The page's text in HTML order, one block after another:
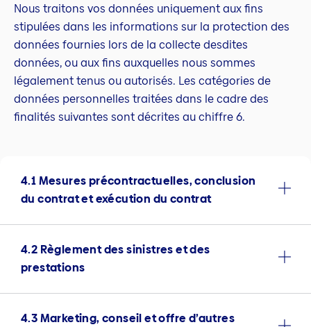
Nous traitons vos données uniquement aux fins
stipulées dans les informations sur la protection des
données fournies lors de la collecte desdites
données, ou aux fins auxquelles nous sommes
légalement tenus ou autorisés. Les catégories de
données personnelles traitées dans le cadre des
finalités suivantes sont décrites au chiffre 6.
4.1 Mesures précontractuelles, conclusion
du contrat et exécution du contrat
4.2 Règlement des sinistres et des
prestations
4.3 Marketing, conseil et offre d’autres